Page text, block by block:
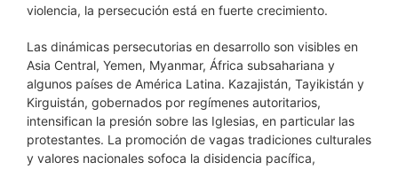
violencia, la persecución está en fuerte crecimiento.
Las dinámicas persecutorias en desarrollo son visibles en
Asia Central, Yemen, Myanmar, África subsahariana y
algunos países de América Latina. Kazajistán, Tayikistán y
Kirguistán, gobernados por regímenes autoritarios,
intensifican la presión sobre las Iglesias, en particular las
protestantes. La promoción de vagas tradiciones culturales
y valores nacionales sofoca la disidencia pacífica,